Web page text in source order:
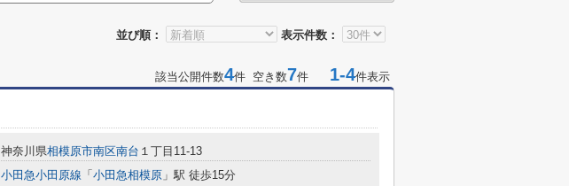
並び順： 表示件数：
該当公開件数4件 空き数7件 1-4件表示
神奈川県相模原市南区南台 １丁目11-13
小田急小田原線 「 小田急相模原 」駅 徒歩15分